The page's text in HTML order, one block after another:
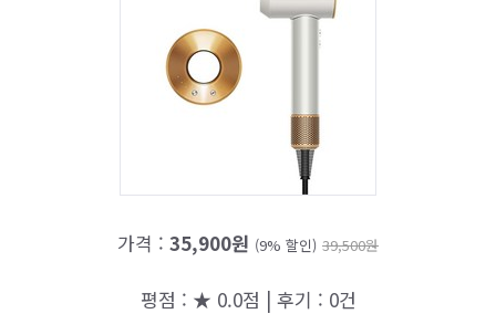
가격 : 35,900원 (9% 할인) 39,500원
평점 : ★ 0.0점 | 후기 : 0건